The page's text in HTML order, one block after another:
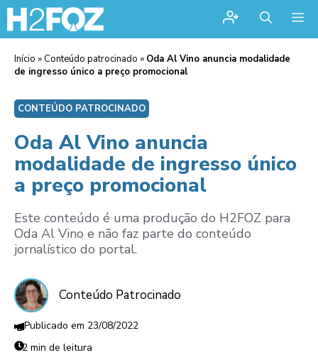
Início » Conteúdo patrocinado » Oda Al Vino anuncia modalidade
de ingresso único a preço promocional
CONTEÚDO PATROCINADO
Oda Al Vino anuncia
modalidade de ingresso único
a preço promocional
Este conteúdo é uma produção do H2FOZ para
Oda Al Vino e não faz parte do conteúdo
jornalístico do portal.
Conteúdo Patrocinado
23/08/2022
2 min de leitura